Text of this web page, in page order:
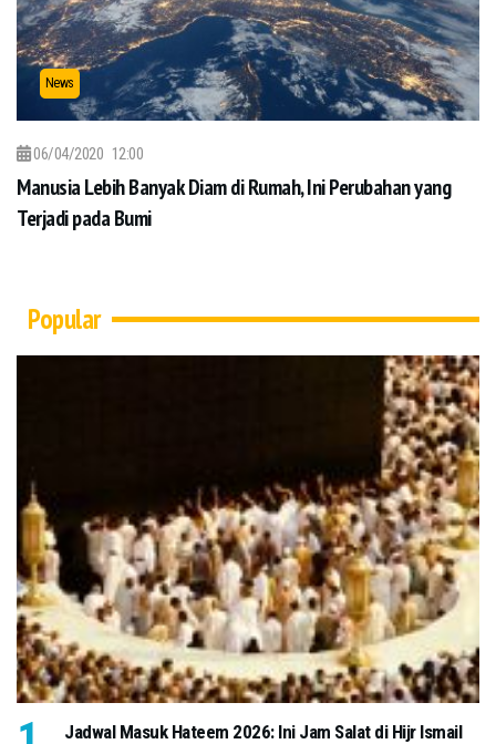
News
06/04/2020 12:00
Manusia Lebih Banyak Diam di Rumah, Ini Perubahan yang
Terjadi pada Bumi
Popular
Jadwal Masuk Hateem 2026: Ini Jam Salat di Hijr Ismail